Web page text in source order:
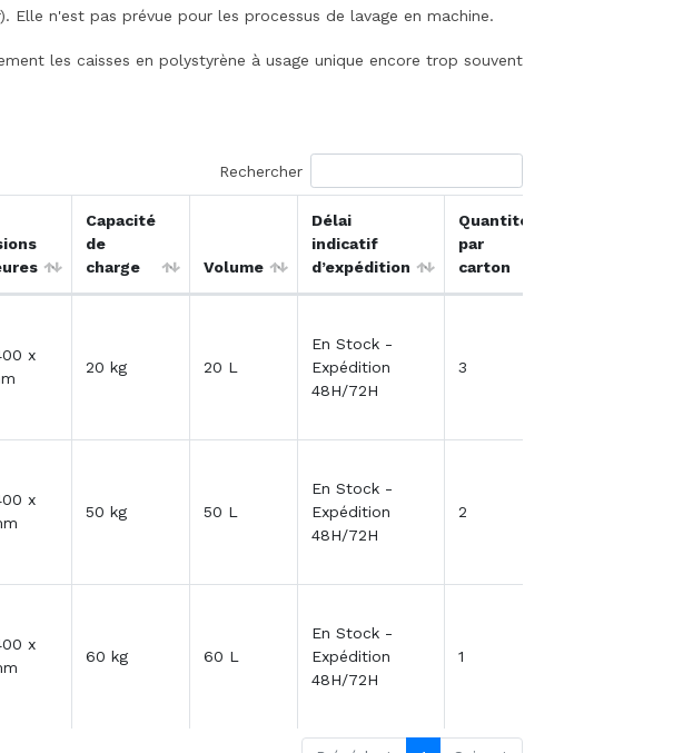
n'est pas prévue pour les processus de lavage en machine.
les caisses en polystyrène à usage unique encore trop souvent
Rechercher
Capacité
de
charge
Volume
Délai
indicatif
d’expédition
Quantité
par
carton
x
20 kg 20 L
En Stock -
Expédition
48H/72H
3
x
50 kg 50 L
En Stock -
Expédition
48H/72H
2
x
60 kg 60 L
En Stock -
Expédition
48H/72H
1